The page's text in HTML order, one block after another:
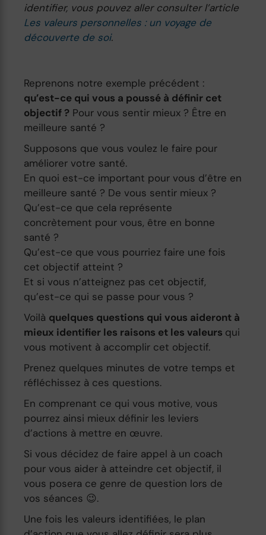
identifier, vous pouvez aller consulter l’article
Les valeurs personnelles : un voyage de
découverte de soi.
Reprenons notre exemple précédent :
qu’est-ce qui vous a poussé à définir cet
objectif ? Pour vous sentir mieux ? Être en
meilleure santé ?
Supposons que vous voulez le faire pour
améliorer votre santé.
En quoi est-ce important pour vous d’être en
meilleure santé ? De vous sentir mieux ?
Qu’est-ce que cela représente
concrètement pour vous, être en bonne
santé ?
Qu’est-ce que vous pourriez faire une fois
cet objectif atteint ?
Et si vous n’atteignez pas cet objectif,
qu’est-ce qui se passe pour vous ?
Voilà quelques questions qui vous aideront à
mieux identifier les raisons et les valeurs qui
vous motivent à accomplir cet objectif.
Prenez quelques minutes de votre temps et
réfléchissez à ces questions.
En comprenant ce qui vous motive, vous
pourrez ainsi mieux définir les leviers
d’actions à mettre en œuvre.
Si vous décidez de faire appel à un coach
pour vous aider à atteindre cet objectif, il
vous posera ce genre de question lors de
vos séances 😉.
Une fois les valeurs identifiées, le plan